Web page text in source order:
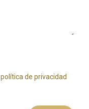
política de privacidad